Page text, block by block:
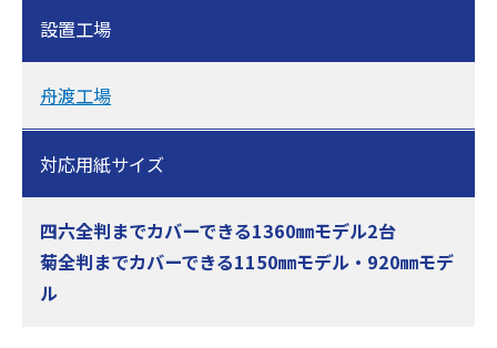
設置工場
舟渡工場
対応用紙サイズ
四六全判までカバーできる1360㎜モデル2台
菊全判までカバーできる1150㎜モデル・920㎜モデ
ル